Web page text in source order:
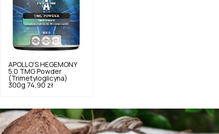
APOLLO'S HEGEMONY
5.0 TMG Powder
(Trimetyloglicyna)
300g 74,90 zł